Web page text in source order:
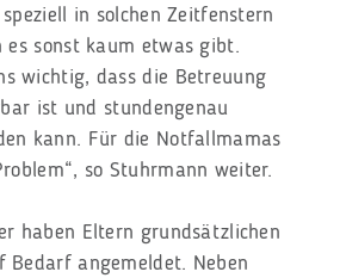
in solchen Zeitfenstern
es sonst kaum etwas gibt.
wichtig, dass die Betreuung
ist und stundengenau
kann. Für die Notfallmamas
so Stuhrmann weiter.
haben Eltern grundsätzlichen
Bedarf angemeldet. Neben